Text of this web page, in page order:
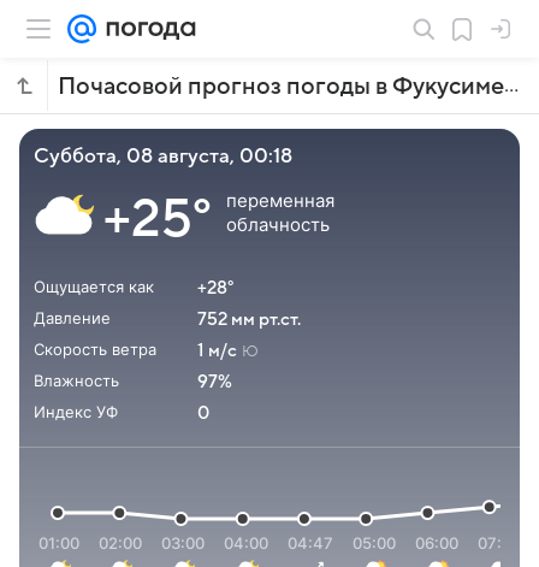
Почасовой прогноз погоды в Фукусиме
суббота, 08 августа, 00:18
+25°
переменная
облачность
Ощущается как
+28°
Давление
752 мм рт.ст.
Скорость ветра
1 м/с Ю
Влажность
97%
Индекс УФ
0
01:00 02:00 03:00 04:00 04:47 05:00 06:00 07:00